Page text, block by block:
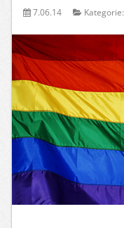
7.06.14 Kategorie: